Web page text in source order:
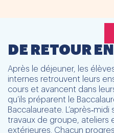
DE RETOUR
Après le déjeuner, les
internes retrouvent leurs
cours et avancent dans
qu’ils préparent le
Baccalaureate.
travaux de groupe, ateliers
extérieures. Chacun